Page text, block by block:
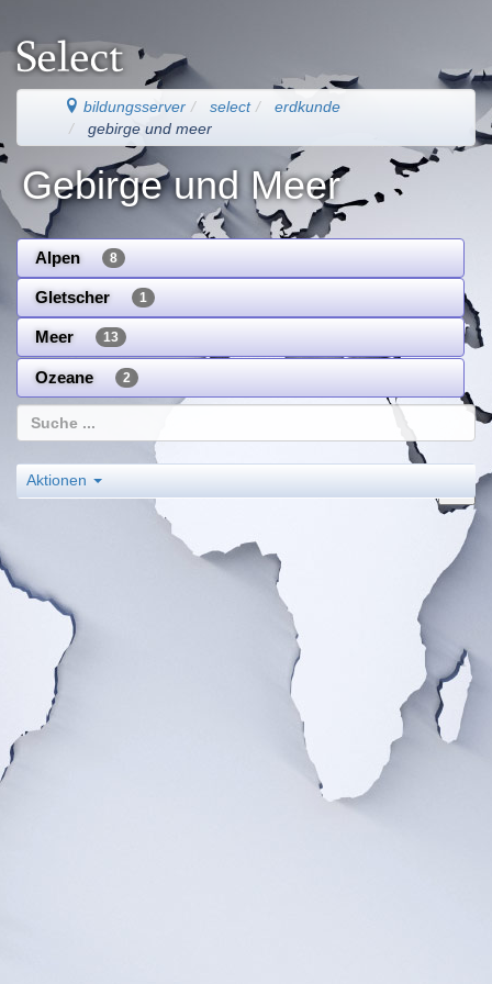
bildungsserver select
erdkunde
gebirge und meer
Gebirge und Meer
Alpen 8
Gletscher 1
Meer 13
Ozeane 2
Aktionen